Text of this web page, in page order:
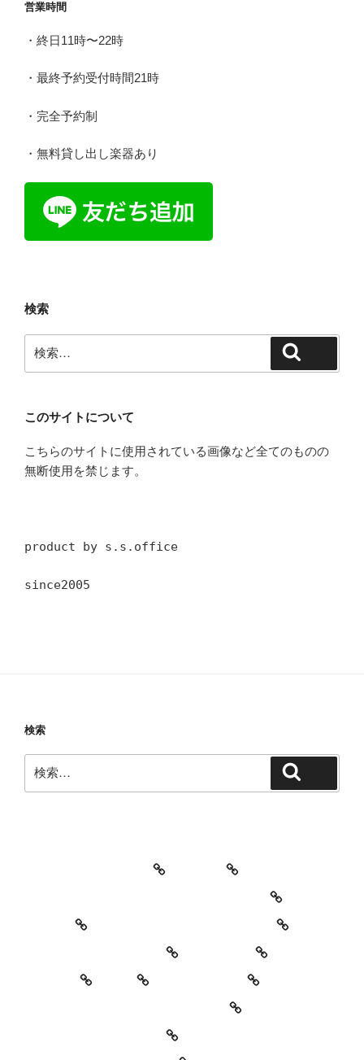
ン
営業時間
・終日11時〜22時
・最終予約受付時間21時
・完全予約制
・無料貸し出し楽器あり
検索
索:
このサイトについて
こちらのサイトに使用されている画像など全てのものの
無断使用を禁じます。
product by s.s.office
since2005
検索
索:
教室・レッスンの特徴
Works
レッスン料金とご予約キャンセルについて
お知らせ
セッションイベントのご案内
お世話になっている方々
YouTube
Contact
SNS
プロフィール
’90 Session! ~2nd~ レポート
#2818 (タイトルなし)